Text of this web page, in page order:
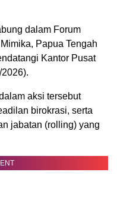
dalam Forum
Papua Tengah
Kantor Pusat
aksi tersebut
birokrasi, serta
jabatan (rolling) yang